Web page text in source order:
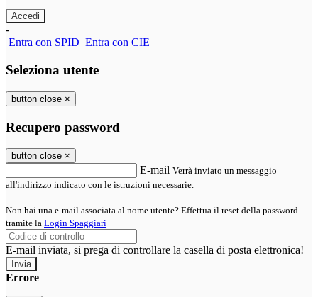
-
Entra con SPID Entra con CIE
Seleziona utente
button close ×
Recupero password
button close ×
E-mail Verrà inviato un messaggio
all'indirizzo indicato con le istruzioni necessarie.
Non hai una e-mail associata al nome utente? Effettua il reset della password
tramite la Login Spaggiari
E-mail inviata, si prega di controllare la casella di posta elettronica!
Errore